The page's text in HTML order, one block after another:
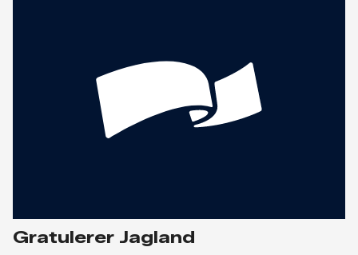
Gratulerer Jagland